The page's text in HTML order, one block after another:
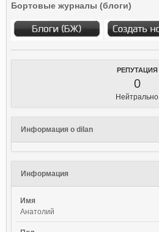
Бортовые журналы (блоги)
РЕПУТАЦИЯ
0
Нейтрально
Информация о dilan
Информация
Имя
Анатолий